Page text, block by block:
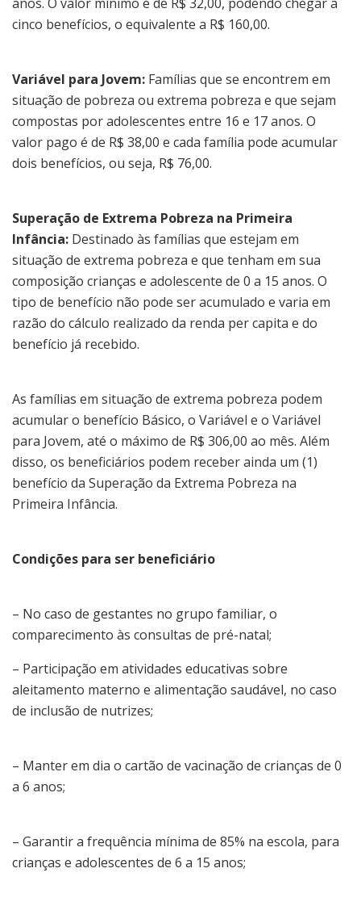
anos. O valor mínimo é de R$ 32,00, podendo chegar a
cinco benefícios, o equivalente a R$ 160,00.
Variável para Jovem: Famílias que se encontrem em
situação de pobreza ou extrema pobreza e que sejam
compostas por adolescentes entre 16 e 17 anos. O
valor pago é de R$ 38,00 e cada família pode acumular
dois benefícios, ou seja, R$ 76,00.
Superação de Extrema Pobreza na Primeira
Infância: Destinado às famílias que estejam em
situação de extrema pobreza e que tenham em sua
composição crianças e adolescente de 0 a 15 anos. O
tipo de benefício não pode ser acumulado e varia em
razão do cálculo realizado da renda per capita e do
benefício já recebido.
As famílias em situação de extrema pobreza podem
acumular o benefício Básico, o Variável e o Variável
para Jovem, até o máximo de R$ 306,00 ao mês. Além
disso, os beneficiários podem receber ainda um (1)
benefício da Superação da Extrema Pobreza na
Primeira Infância.
Condições para ser beneficiário
– No caso de gestantes no grupo familiar, o
comparecimento às consultas de pré-natal;
– Participação em atividades educativas sobre
aleitamento materno e alimentação saudável, no caso
de inclusão de nutrizes;
– Manter em dia o cartão de vacinação de crianças de 0
a 6 anos;
– Garantir a frequência mínima de 85% na escola, para
crianças e adolescentes de 6 a 15 anos;